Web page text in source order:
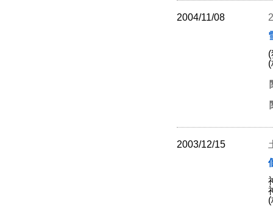
2004/11/08
2003/12/15